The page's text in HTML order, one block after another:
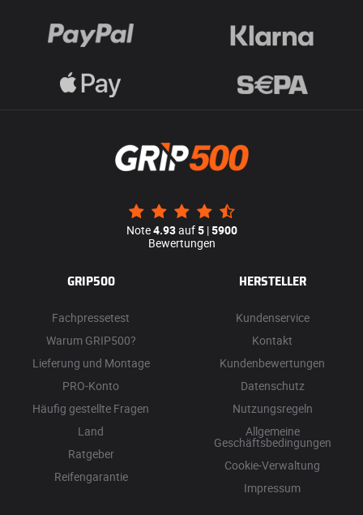
Note4.93auf5|5900
Bewertungen
GRIP500
Fachpressetest
Warum GRIP500?
Lieferung und Montage
PRO-Konto
Häufig gestellte Fragen
Land
Ratgeber
Reifengarantie
HERSTELLER
Kundenservice
Kontakt
Kundenbewertungen
Datenschutz
Nutzungsregeln
Allgemeine
Geschäftsbedingungen
Cookie-Verwaltung
Impressum